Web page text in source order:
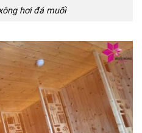
hơi đá muối